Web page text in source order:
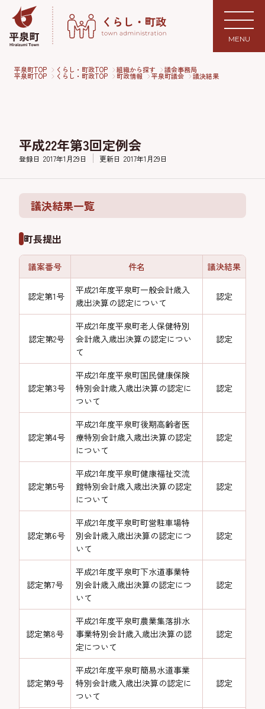
MENU
平泉町TOP くらし・町政TOP 組織から探す 議会事務局
平泉町TOP くらし・町政TOP 町政情報 平泉町議会 議決結果
平成22年第3回定例会
登録日 2017年1月29日 更新日 2017年1月29日
議決結果一覧
町長提出
議案番号 件名 議決結果
認定第1号
平成21年度平泉町一般会計歳入
歳出決算の認定について
認定
認定第2号
平成21年度平泉町老人保健特別
会計歳入歳出決算の認定につい
て
認定
認定第3号
平成21年度平泉町国民健康保険
特別会計歳入歳出決算の認定に
ついて
認定
認定第4号
平成21年度平泉町後期高齢者医
療特別会計歳入歳出決算の認定
について
認定
認定第5号
平成21年度平泉町健康福祉交流
館特別会計歳入歳出決算の認定
について
認定
認定第6号
平成21年度平泉町町営駐車場特
別会計歳入歳出決算の認定につ
いて
認定
認定第7号
平成21年度平泉町下水道事業特
別会計歳入歳出決算の認定につ
いて
認定
認定第8号
平成21年度平泉町農業集落排水
事業特別会計歳入歳出決算の認
定について
認定
認定第9号
平成21年度平泉町簡易水道事業
特別会計歳入歳出決算の認定に
ついて
認定